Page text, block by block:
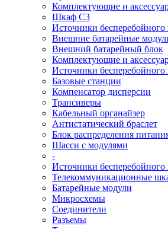
Комплектующие и
Шкаф C3
Источники бесперебойного
Внешние батарейные
Внешний батарейный блок
Комплектующие и
Источники бесперебойного
Базовые станции
Компенсатор дисперсии
Трансиверы
Кабельный органайзер
Антистатический браслет
Блок распределения
Шасси с модулями
-
Источники
Телекоммуникационные
Батарейные модули
Микросхемы
Соединители
Разъемы